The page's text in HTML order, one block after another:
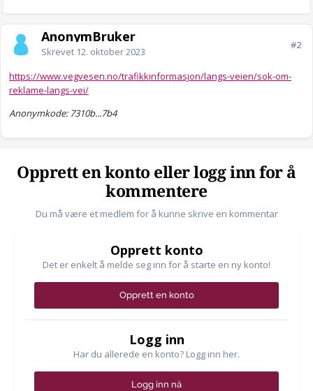
AnonymBruker
Skrevet 12. oktober 2023
#2
https://www.vegvesen.no/trafikkinformasjon/langs-veien/sok-om-
reklame-langs-vei/
Anonymkode: 7310b...7b4
Opprett en konto eller logg inn for å
kommentere
Du må være et medlem for å kunne skrive en kommentar
Opprett konto
Det er enkelt å melde seg inn for å starte en ny konto!
Opprett en konto
Logg inn
Har du allerede en konto? Logg inn her.
Logg inn nå